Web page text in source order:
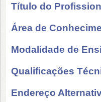
Título do
Área de
Modalidade de
Qualificações
Endereço